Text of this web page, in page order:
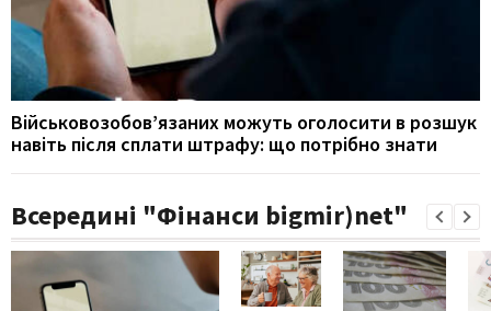
Військовозобов’язаних можуть оголосити в розшук
навіть після сплати штрафу: що потрібно знати
Всередині "Фінанси bigmir)net"